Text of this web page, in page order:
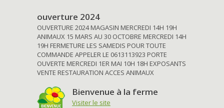
ouverture 2024
OUVERTURE 2024 MAGASIN MERCREDI 14H 19H
ANIMAUX 15 MARS AU 30 OCTOBRE MERCREDI 14H
19H FERMETURE LES SAMEDIS POUR TOUTE
COMMANDE APPELER LE 0613113923 PORTE
OUVERTE MERCREDI 1ER MAI 10H 18H EXPOSANTS
VENTE RESTAURATION ACCES ANIMAUX
Bienvenue à la ferme
Visiter le site